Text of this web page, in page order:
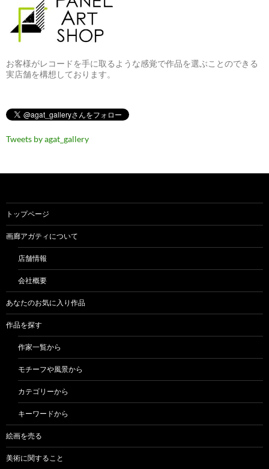
お客様がレコードを手に取るような感覚で作品を選ぶことのできる
実店舗を構想しております。
Tweets by agat_gallery
トップページ
画廊アガティについて
店舗情報
会社概要
あなたのお気に入り作品
作品を探す
作家一覧から
モチーフや風景から
カテゴリーから
キーワードから
絵画を売る
美術に関すること